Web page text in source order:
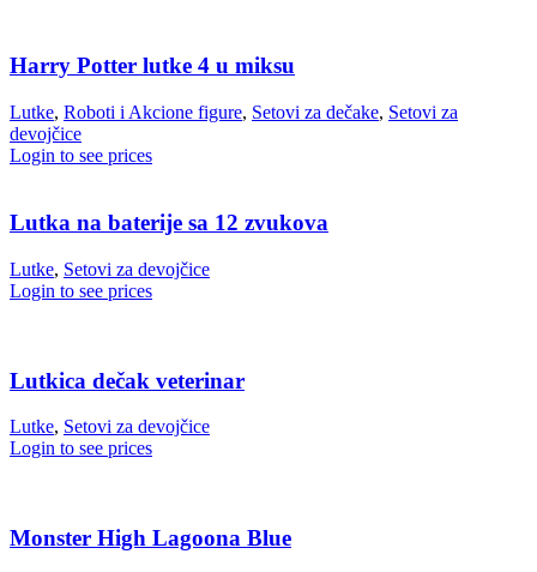
Harry Potter lutke 4 u miksu
Lutke, Roboti i Akcione figure, Setovi za dečake, Setovi za
devojčice
Login to see prices
Lutka na baterije sa 12 zvukova
Lutke, Setovi za devojčice
Login to see prices
Lutkica dečak veterinar
Lutke, Setovi za devojčice
Login to see prices
Monster High Lagoona Blue